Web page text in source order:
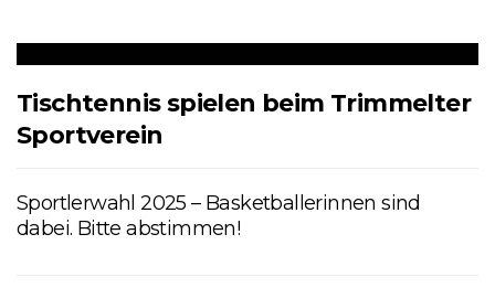
Tischtennis spielen beim Trimmelter
Sportverein
Sportlerwahl 2025 – Basketballerinnen sind
dabei. Bitte abstimmen!